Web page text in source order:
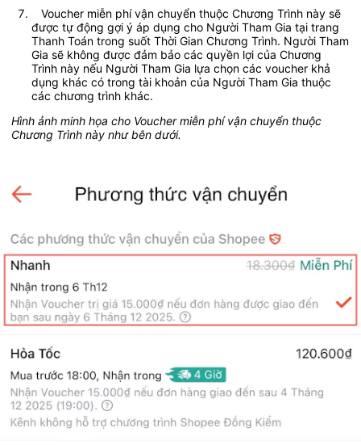
   Voucher miễn phí vận chuyển thuộc Chương Trình này sẽ
được tự động gợi ý áp dụng cho Người Tham Gia tại trang
Thanh Toán trong suốt Thời Gian Chương Trình. Người Tham
Gia sẽ không được đảm bảo các quyền lợi của Chương
Trình này nếu Người Tham Gia lựa chọn các voucher khả
dụng khác có trong tài khoản của Người Tham Gia thuộc
các chương trình khác.
Hình ảnh minh họa cho Voucher miễn phí vận chuyển thuộc
Chương Trình này như bên dưới.